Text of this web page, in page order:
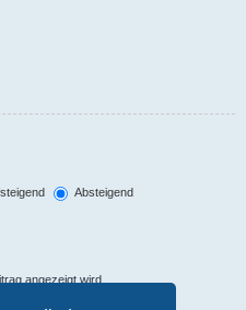
Absteigend
angezeigt wird.